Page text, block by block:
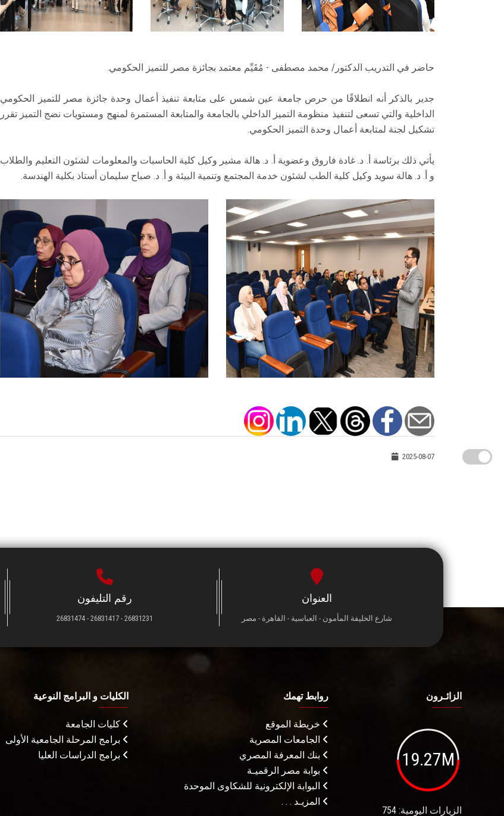
حاضر في التدريب الدكتور/ محمد مصطفى - مُقَيِّم معتمد بجائزة مصر للتميز الحكومي.
جدير بالذكر أنه انطلاقًا من حرص جامعة عين شمس على متابعة تنفيذ أعمال وحدة جائزة مصر للتميز الحكومي
الداخلية والتي تسعى لتنفيذ منظومة التميز الداخلي بالجامعة والمتابعة المستمرة لمنهج ومستويات نضج التميز تقرر
تشكيل لجنة لمتابعة أعمال وحدة التميز الحكومي.
يأتي ذلك برئاسة أ. د. غادة فاروق وعضوية أ. د. هالة مشير وكيل كلية الحاسبات والمعلومات لشئون التعليم والطلاب
و أ. د. هالة سويد وكيل كلية الطب لشئون خدمة المجتمع وتنمية البيئة و أ. د. صباح سليمان أستاذ بكلية الهندسة.
2025-08-07
العنوان
شارع الخليفة المأمون - العباسية - القاهرة - مصر
رقم التليفون
26831231 - 26831417 - 26831474
الزائـرون
19.27M
الزيارات اليومية: 754
روابط تهمك
خريطة الموقع
الجامعات المصرية
بنك المعرفة المصري
بوابة مصر الرقميـة
البوابة الإلكترونية للشكاوى الموحدة
المزيـد . . .
الكليات و البرامج النوعية
كليات الجامعة
برامج المرحلة الجامعية الأولى
برامج الدراسات العليا